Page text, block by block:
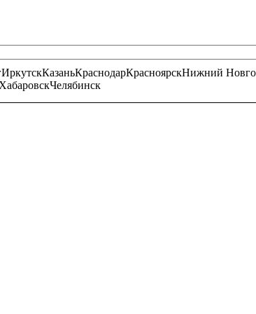
ИркутскКазаньКраснодарКрасноярскНижний
ХабаровскЧелябинск